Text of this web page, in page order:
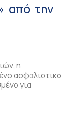
από την
η
ασφαλιστικό
για